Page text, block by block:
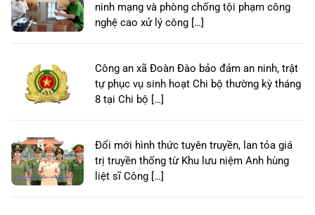
ninh mạng và phòng chống tội phạm công
nghệ cao xử lý công […]
Công an xã Đoàn Đào bảo đảm an ninh, trật
tự phục vụ sinh hoạt Chi bộ thường kỳ tháng
8 tại Chi bộ […]
Đổi mới hình thức tuyên truyền, lan tỏa giá
trị truyền thống từ Khu lưu niệm Anh hùng
liệt sĩ Công […]